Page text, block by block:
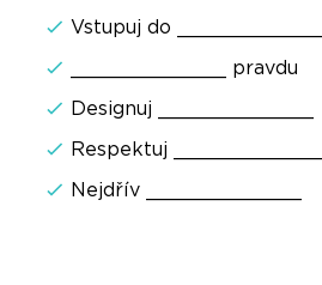
Vstupuj do _____________
_____________ pravdu
Designuj _____________
Respektuj _____________
Nejdřív _____________